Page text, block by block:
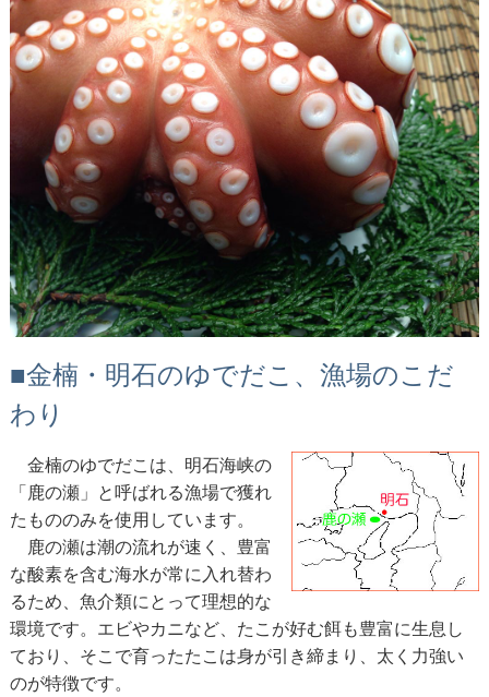
■金楠・明石のゆでだこ、漁場のこだ
わり
金楠のゆでだこは、明石海峡の
「鹿の瀬」と呼ばれる漁場で獲れ
たもののみを使用しています。
鹿の瀬は潮の流れが速く、豊富
な酸素を含む海水が常に入れ替わ
るため、魚介類にとって理想的な
環境です。エビやカニなど、たこが好む餌も豊富に生息し
ており、そこで育ったたこは身が引き締まり、太く力強い
のが特徴です。